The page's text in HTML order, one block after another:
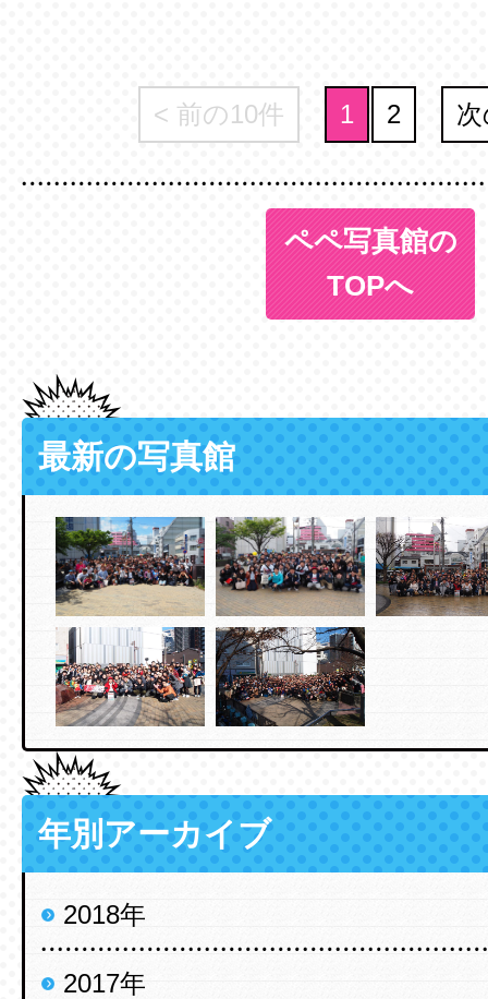
< 前の10件 1 2
ペペ写真館の
TOPへ
最新の写真館
年別アーカイブ
2018年
2017年